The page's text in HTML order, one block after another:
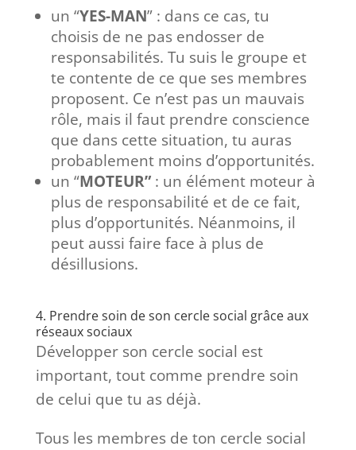
un “YES-MAN” : dans ce cas, tu
choisis de ne pas endosser de
responsabilités. Tu suis le groupe et
te contente de ce que ses membres
proposent. Ce n’est pas un mauvais
rôle, mais il faut prendre conscience
que dans cette situation, tu auras
probablement moins d’opportunités.
un “MOTEUR”: un élément moteur à
plus de responsabilité et de ce fait,
plus d’opportunités. Néanmoins, il
peut aussi faire face à plus de
désillusions.
4. Prendre soin de son cercle social grâce aux
réseaux sociaux
Développer son cercle social est
important, tout comme prendre soin
de celui que tu as déjà.
Tous les membres de ton cercle social